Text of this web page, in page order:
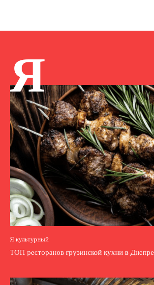
Я
Я культурный
ТОП ресторанов грузинской кухни в Днепре